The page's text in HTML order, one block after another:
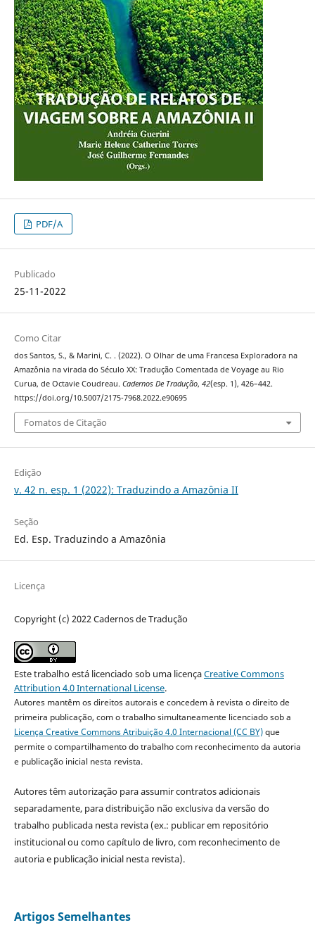
PDF/A
Publicado
25-11-2022
Como Citar
dos Santos, S., & Marini, C. . (2022). O Olhar de uma Francesa Exploradora na
Amazônia na virada do Século XX: Tradução Comentada de Voyage au Rio
Curua, de Octavie Coudreau. Cadernos De Tradução, 42(esp. 1), 426–442.
https://doi.org/10.5007/2175-7968.2022.e90695
Fomatos de Citação
Edição
v. 42 n. esp. 1 (2022): Traduzindo a Amazônia II
Seção
Ed. Esp. Traduzindo a Amazônia
Licença
Copyright (c) 2022 Cadernos de Tradução
Este trabalho está licenciado sob uma licençaCreative Commons
Attribution 4.0 International License.
Autores mantêm os direitos autorais e concedem à revista o direito de
primeira publicação, com o trabalho simultaneamente licenciado sob a
Licença Creative Commons Atribuição 4.0 Internacional (CC BY)que
permite o compartilhamento do trabalho com reconhecimento da autoria
e publicação inicial nesta revista.
Autores têm autorização para assumir contratos adicionais
separadamente, para distribuição não exclusiva da versão do
trabalho publicada nesta revista (ex.: publicar em repositório
institucional ou como capítulo de livro, com reconhecimento de
autoria e publicação inicial nesta revista).
Artigos Semelhantes